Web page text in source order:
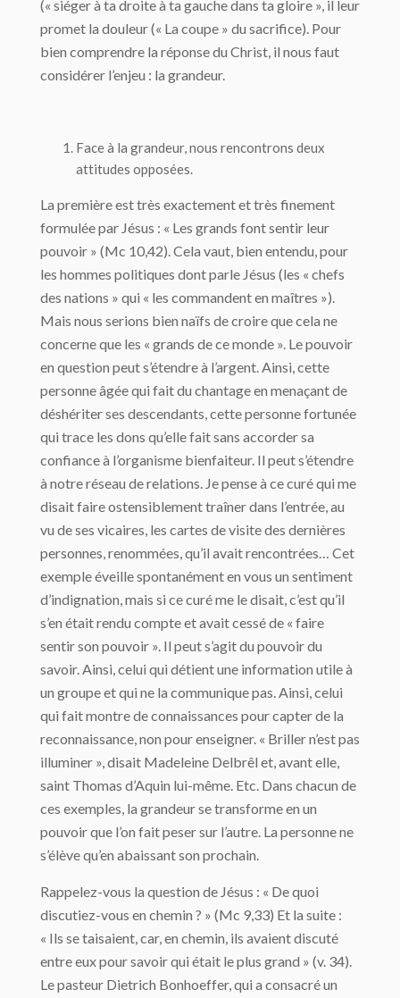
(« siéger à ta droite à ta gauche dans ta gloire », il leur
promet la douleur (« La coupe » du sacrifice). Pour
bien comprendre la réponse du Christ, il nous faut
considérer l’enjeu : la grandeur.
Face à la grandeur, nous rencontrons deux
attitudes opposées.
La première est très exactement et très finement
formulée par Jésus : « Les grands font sentir leur
pouvoir » (Mc 10,42). Cela vaut, bien entendu, pour
les hommes politiques dont parle Jésus (les « chefs
des nations » qui « les commandent en maîtres »).
Mais nous serions bien naïfs de croire que cela ne
concerne que les « grands de ce monde ». Le pouvoir
en question peut s’étendre à l’argent. Ainsi, cette
personne âgée qui fait du chantage en menaçant de
déshériter ses descendants, cette personne fortunée
qui trace les dons qu’elle fait sans accorder sa
confiance à l’organisme bienfaiteur. Il peut s’étendre
à notre réseau de relations. Je pense à ce curé qui me
disait faire ostensiblement traîner dans l’entrée, au
vu de ses vicaires, les cartes de visite des dernières
personnes, renommées, qu’il avait rencontrées… Cet
exemple éveille spontanément en vous un sentiment
d’indignation, mais si ce curé me le disait, c’est qu’il
s’en était rendu compte et avait cessé de « faire
sentir son pouvoir ». Il peut s’agit du pouvoir du
savoir. Ainsi, celui qui détient une information utile à
un groupe et qui ne la communique pas. Ainsi, celui
qui fait montre de connaissances pour capter de la
reconnaissance, non pour enseigner. « Briller n’est pas
illuminer », disait Madeleine Delbrêl et, avant elle,
saint Thomas d’Aquin lui-même. Etc. Dans chacun de
ces exemples, la grandeur se transforme en un
pouvoir que l’on fait peser sur l’autre. La personne ne
s’élève qu’en abaissant son prochain.
Rappelez-vous la question de Jésus : « De quoi
discutiez-vous en chemin ? » (Mc 9,33) Et la suite :
« Ils se taisaient, car, en chemin, ils avaient discuté
entre eux pour savoir qui était le plus grand » (v. 34).
Le pasteur Dietrich Bonhoeffer, qui a consacré un